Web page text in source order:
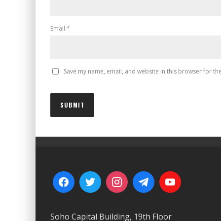
Email *
Save my name, email, and website in this browser for
Soho Capital Building, 19th Floor